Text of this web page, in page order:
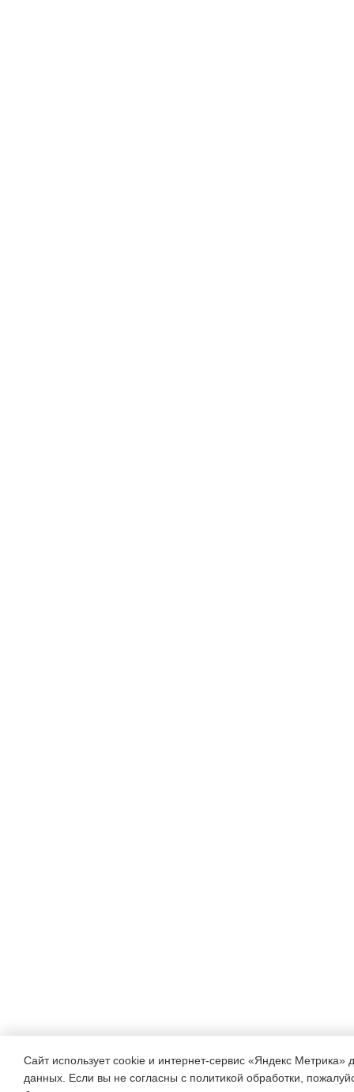
Сайт использует cookie и интернет-сервис «Яндекс Метрика»
данных. Если вы не согласны с политикой обработки,